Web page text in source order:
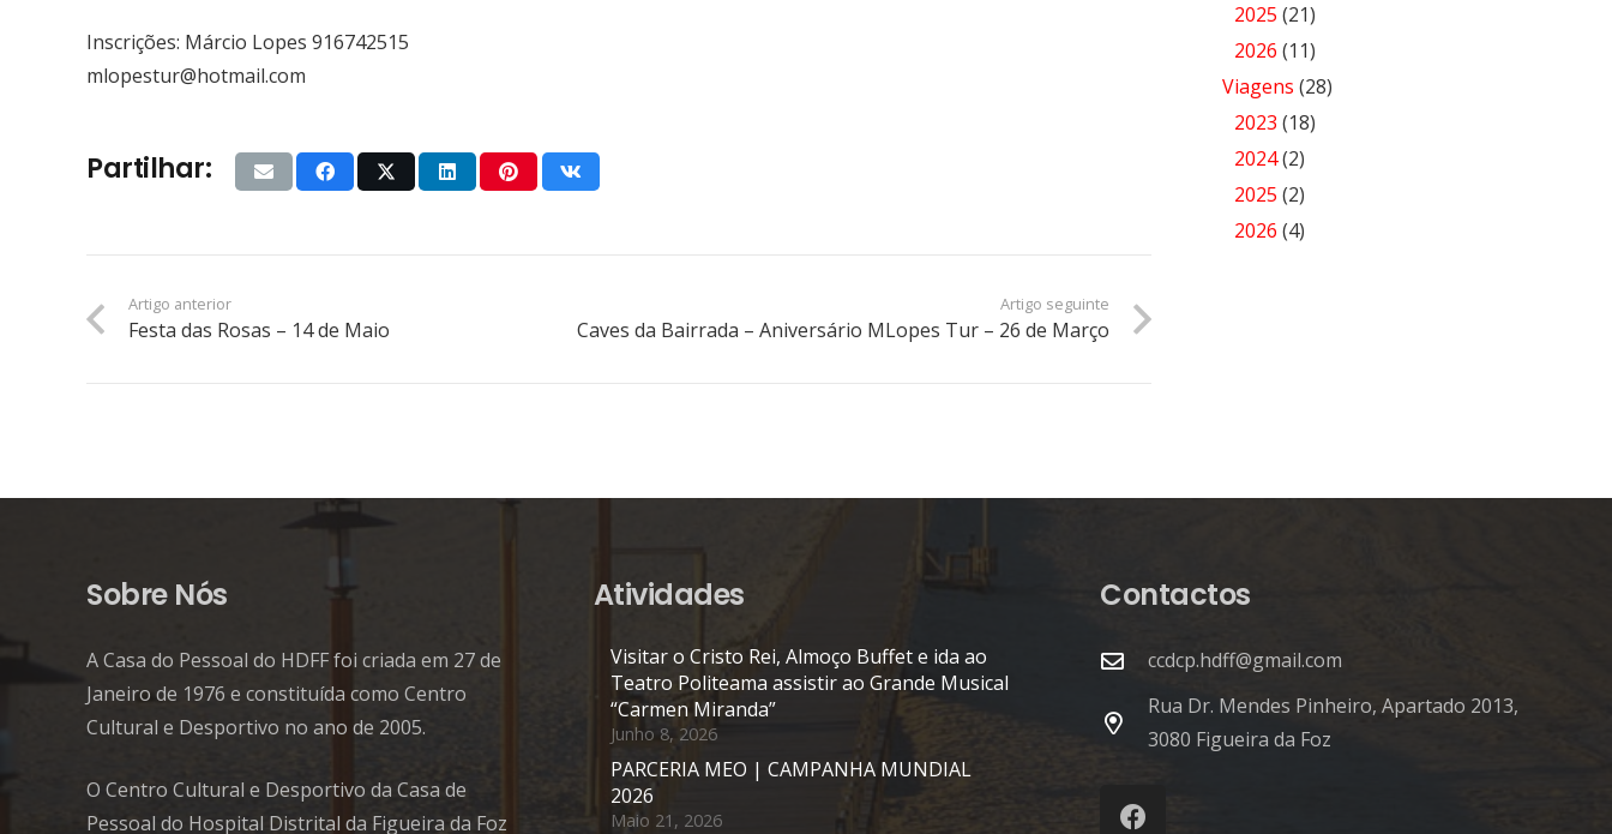
Inscrições: Márcio Lopes 916742515
mlopestur@hotmail.com
Partilhar:
Artigo anterior
Festa das Rosas – 14 de Maio
Artigo seguinte
Caves da Bairrada – Aniversário MLopes Tur – 26 de Março
2025 (21)
2026 (11)
Viagens (28)
2023 (18)
2024(2)
2025 (2)
2026 (4)
Sobre Nós
A Casa do Pessoal do HDFF foi criada em 27 de
Janeiro de 1976 e constituída como Centro
Cultural e Desportivo no ano de 2005.
O Centro Cultural e Desportivo da Casa de
Pessoal do Hospital Distrital da Figueira da Foz
Atividades
Visitar o Cristo Rei, Almoço Buffet e ida ao
Teatro Politeama assistir ao Grande Musical
“Carmen Miranda”
Junho 8, 2026
PARCERIA MEO | CAMPANHA MUNDIAL
2026
Maio 21, 2026
Contactos
ccdcp.hdff@gmail.com
Rua Dr. Mendes Pinheiro, Apartado 2013,
3080 Figueira da Foz